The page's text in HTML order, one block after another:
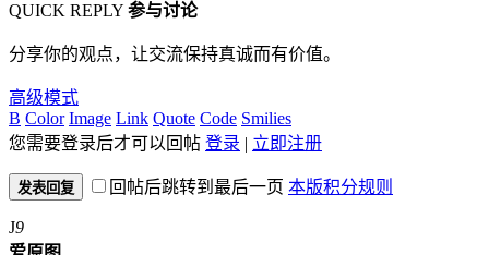
QUICK REPLY 参与讨论
分享你的观点，让交流保持真诚而有价值。
高级模式
B Color Image Link Quote Code Smilies
您需要登录后才可以回帖 登录 | 立即注册
发表回复 回帖后跳转到最后一页 本版积分规则
J9